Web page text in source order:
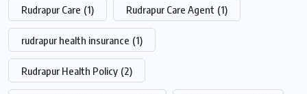
Rudrapur Care (1) Rudrapur Care Agent (1)
rudrapur health insurance (1)
Rudrapur Health Policy (2)